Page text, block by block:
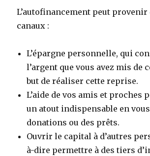
L’autofinancement peut
canaux :
L’épargne personnelle, qui
l’argent que vous avez mis de
but de réaliser cette reprise.
L’aide de vos amis et proches
un atout indispensable en
donations ou des prêts.
Ouvrir le capital à d’autres
à-dire permettre à des tiers